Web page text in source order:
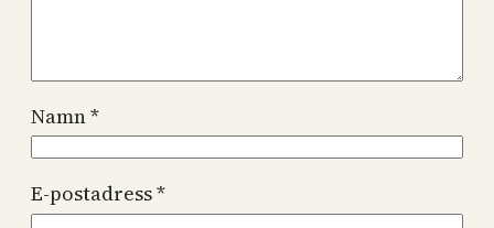
Namn*
E-postadress*